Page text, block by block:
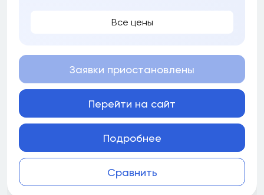
Все цены
Сравнить
Заявки приостановлены
Перейти на сайт
Подробнее